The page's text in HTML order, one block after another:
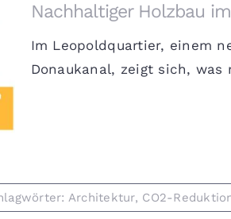
Nachhaltiger Holzbau
Im Leopoldquartier, einem
Donaukanal, zeigt sich,
Architektur, CO2-